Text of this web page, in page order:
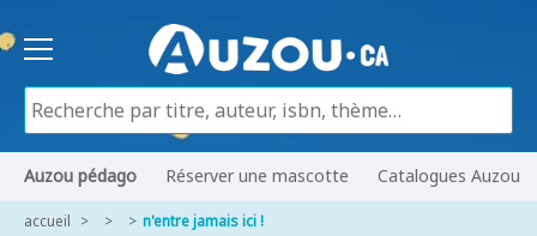
Auzou pédago Réserver une mascotte Catalogues Auzou
accueil n'entre jamais ici !